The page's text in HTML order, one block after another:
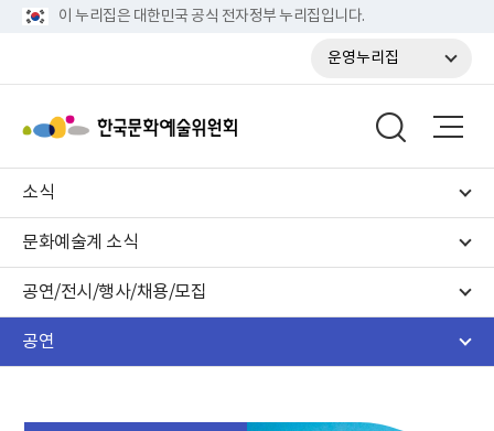
이 누리집은 대한민국 공식 전자정부 누리집입니다.
운영누리집
소식
문화예술계 소식
공연/전시/행사/채용/모집
공연